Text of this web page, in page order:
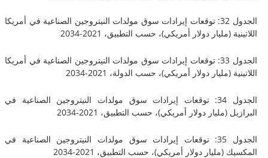
الجدول 32: توقعات إيرادات سوق مولدات النيتروجين الصناعية في أمريكا
(مليار دولار أمريكي)، حسب التطبيق، 2021-2034
الجدول 33: توقعات إيرادات سوق مولدات النيتروجين الصناعية في أمريكا
(مليار دولار أمريكي)، حسب الدولة، 2021-2034
الجدول 34: توقعات إيرادات سوق مولدات النيتروجين الصناعية في
(مليار دولار أمريكي)، حسب التطبيق، 2021-2034
الجدول 35: توقعات إيرادات سوق مولدات النيتروجين الصناعية في
دولار أمريكي)، حسب التطبيق، 2021-2034